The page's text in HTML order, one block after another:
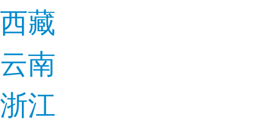
西藏
云南
浙江